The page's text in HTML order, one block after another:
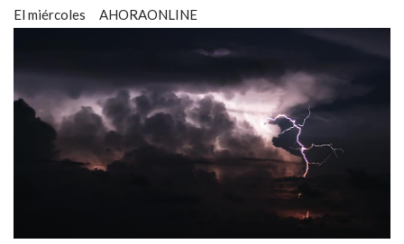
AHORAONLINE
El miércoles